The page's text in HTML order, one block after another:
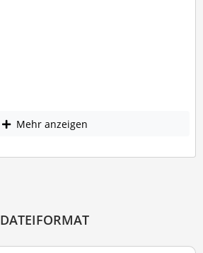
Mehr anzeigen
DATEIFORMAT